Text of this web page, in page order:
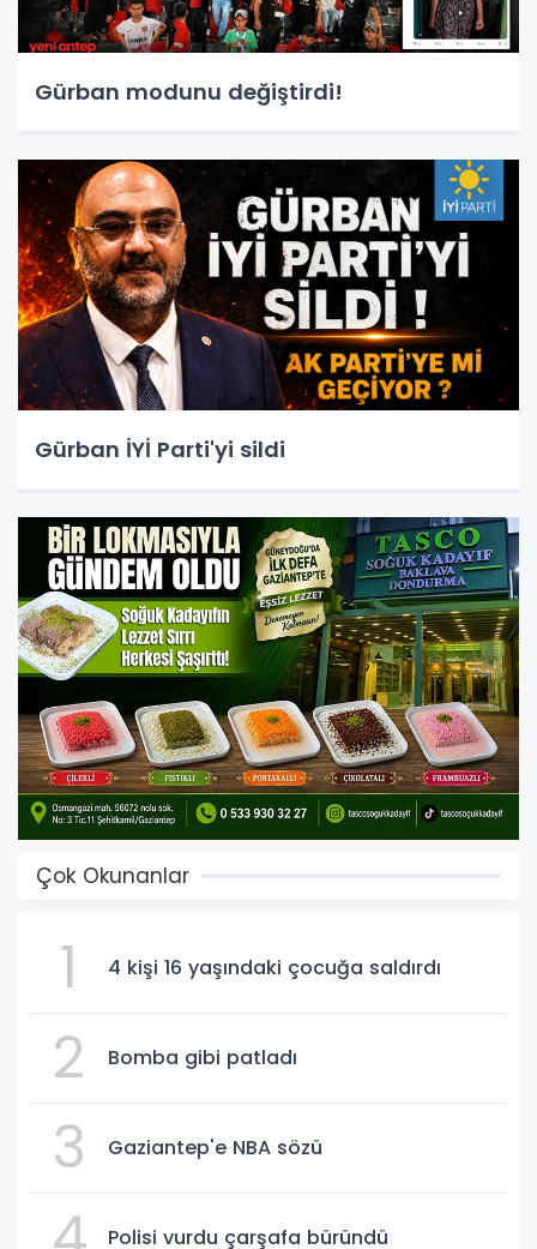
Gürban modunu değiştirdi!
Gürban İYİ Parti'yi sildi
Çok Okunanlar
1 4 kişi 16 yaşındaki çocuğa saldırdı
2 Bomba gibi patladı
3 Gaziantep'e NBA sözü
Polisi vurdu çarşafa büründü